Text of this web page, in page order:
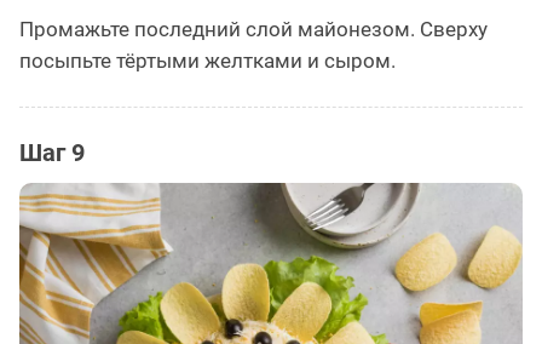
Промажьте последний слой майонезом. Сверху
посыпьте тёртыми желтками и сыром.
Шаг 9